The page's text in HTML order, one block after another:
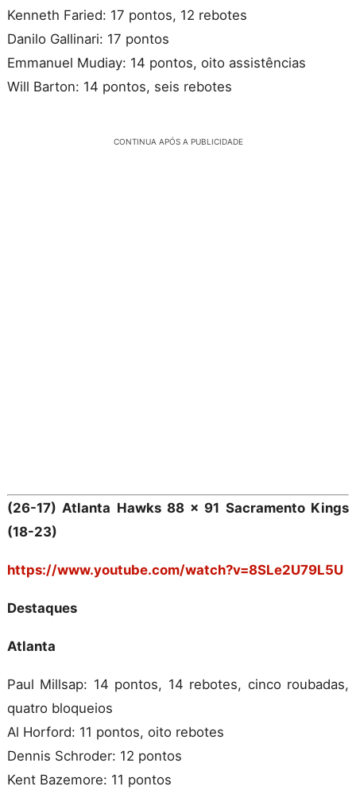
Kenneth Faried: 17 pontos, 12 rebotes
Danilo Gallinari: 17 pontos
Emmanuel Mudiay: 14 pontos, oito assistências
Will Barton: 14 pontos, seis rebotes
CONTINUA APÓS A PUBLICIDADE
(26-17) Atlanta Hawks 88 x 91 Sacramento Kings
(18-23)
https://www.youtube.com/watch?v=8SLe2U79L5U
Destaques
Atlanta
Paul Millsap: 14 pontos, 14 rebotes, cinco roubadas,
quatro bloqueios
Al Horford: 11 pontos, oito rebotes
Dennis Schroder: 12 pontos
Kent Bazemore: 11 pontos